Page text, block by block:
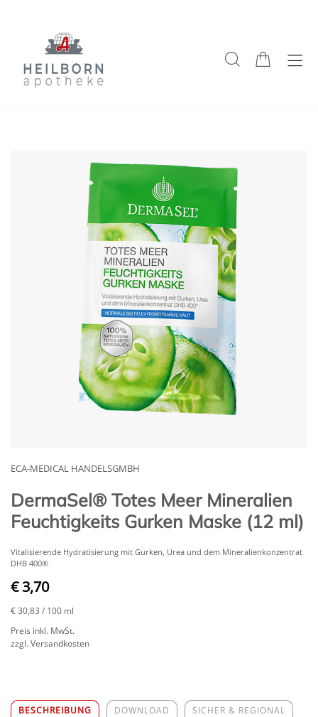
ECA-MEDICAL HANDELSGMBH
DermaSel® Totes Meer Mineralien
Feuchtigkeits Gurken Maske (12 ml)
Vitalisierende Hydratisierung mit Gurken, Urea und dem Mineralienkonzentrat
DHB 400®
€ 3,70
€ 30,83 / 100 ml
Preis inkl. MwSt.
zzgl. Versandkosten
BESCHREIBUNG DOWNLOAD SICHER & REGIONAL